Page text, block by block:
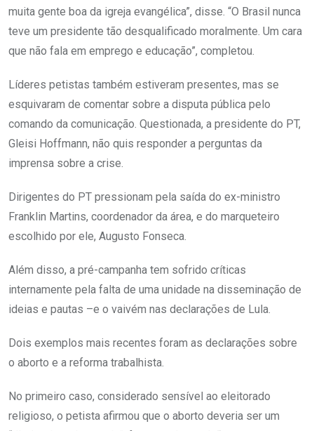
muita gente boa da igreja evangélica”, disse. “O Brasil nunca
teve um presidente tão desqualificado moralmente. Um cara
que não fala em emprego e educação”, completou.
Líderes petistas também estiveram presentes, mas se
esquivaram de comentar sobre a disputa pública pelo
comando da comunicação. Questionada, a presidente do PT,
Gleisi Hoffmann, não quis responder a perguntas da
imprensa sobre a crise.
Dirigentes do PT pressionam pela saída do ex-ministro
Franklin Martins, coordenador da área, e do marqueteiro
escolhido por ele, Augusto Fonseca.
Além disso, a pré-campanha tem sofrido críticas
internamente pela falta de uma unidade na disseminação de
ideias e pautas –e o vaivém nas declarações de Lula.
Dois exemplos mais recentes foram as declarações sobre
o aborto e a reforma trabalhista.
No primeiro caso, considerado sensível ao eleitorado
religioso, o petista afirmou que o aborto deveria ser um